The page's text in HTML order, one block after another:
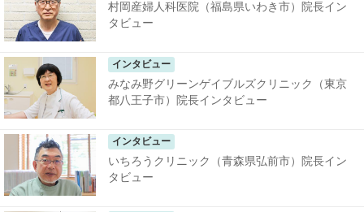
村岡産婦人科医院（福島県いわき市）院長イン
タビュー
インタビュー
みなみ野グリーンゲイブルズクリニック（東京
都八王子市）院長インタビュー
インタビュー
いちろうクリニック（青森県弘前市）院長イン
タビュー